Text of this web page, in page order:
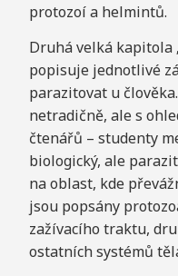
protozoí a helmintů.
Druhá velká kapitola
popisuje jednotlivé
parazitovat u
netradičně, ale s
čtenářů – studenty
biologický, ale
na oblast, kde
jsou popsány
zažívacího traktu,
ostatních systémů